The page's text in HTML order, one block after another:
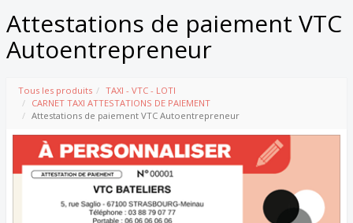
Attestations de paiement VTC
Autoentrepreneur
Tous les produits
TAXI - VTC - LOTI
CARNET TAXI ATTESTATIONS DE PAIEMENT
Attestations de paiement VTC Autoentrepreneur